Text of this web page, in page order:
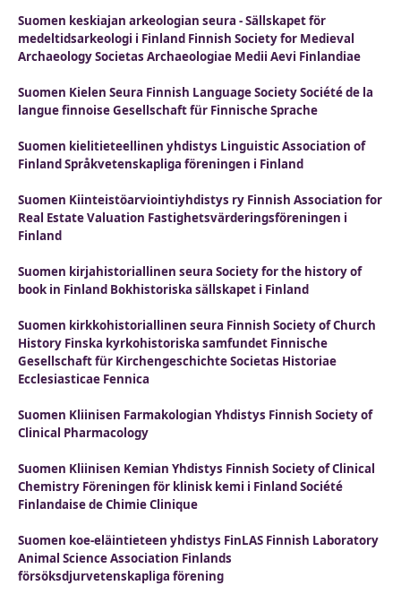
Suomen keskiajan arkeologian seura - Sällskapet för
medeltidsarkeologi i Finland Finnish Society for Medieval
Archaeology Societas Archaeologiae Medii Aevi Finlandiae
Suomen Kielen Seura Finnish Language Society Société de la
langue finnoise Gesellschaft für Finnische Sprache
Suomen kielitieteellinen yhdistys Linguistic Association of
Finland Språkvetenskapliga föreningen i Finland
Suomen Kiinteistöarviointiyhdistys ry Finnish Association for
Real Estate Valuation Fastighetsvärderingsföreningen i
Finland
Suomen kirjahistoriallinen seura Society for the history of
book in Finland Bokhistoriska sällskapet i Finland
Suomen kirkkohistoriallinen seura Finnish Society of Church
History Finska kyrkohistoriska samfundet Finnische
Gesellschaft für Kirchengeschichte Societas Historiae
Ecclesiasticae Fennica
Suomen Kliinisen Farmakologian Yhdistys Finnish Society of
Clinical Pharmacology
Suomen Kliinisen Kemian Yhdistys Finnish Society of Clinical
Chemistry Föreningen för klinisk kemi i Finland Société
Finlandaise de Chimie Clinique
Suomen koe-eläintieteen yhdistys FinLAS Finnish Laboratory
Animal Science Association Finlands
försöksdjurvetenskapliga förening